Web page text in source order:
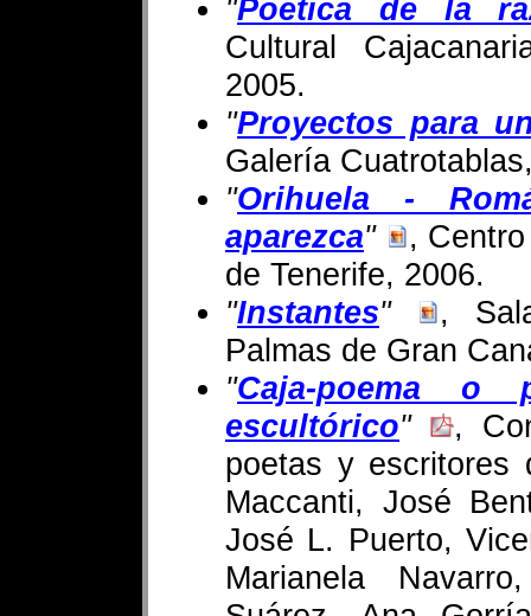
"Poética de la
Cultural
2005.
"Proyectos para
Galería
"Orihuela -
aparezca"
,
de Tenerife, 2006.
"Instantes"
,
Palmas de Gran
"Caja-poema o
escultórico"
,
poetas y escritores
Maccanti, José
José L. Puerto,
Marianela